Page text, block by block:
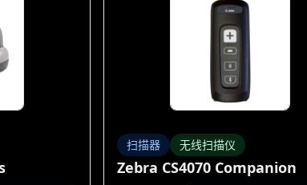
扫描器 无线扫描仪
Zebra CS4070 Companion